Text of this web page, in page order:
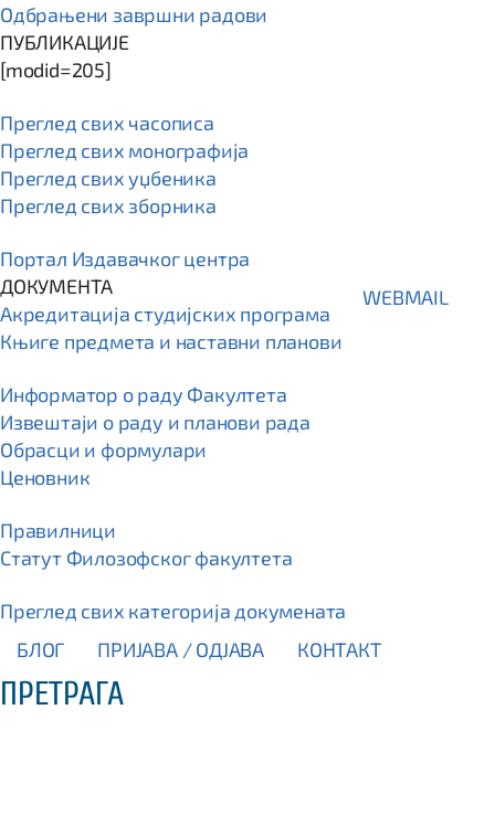
Одбрањени завршни радови
ПУБЛИКАЦИЈЕ
[modid=205]
Преглед свих часописа
Преглед свих монографија
Преглед свих уџбеника
Преглед свих зборника
Портал Издавачког центра
ДОКУМЕНТА
Акредитација студијских програма
Књиге предмета и наставни планови
Информатор о раду Факултета
Извештаји о раду и планови рада
Обрасци и формулари
Ценовник
Правилници
Статут Филозофског факултета
Преглед свих категорија докумената
WEBMAIL
БЛОГ ПРИЈАВА / OДЈАВА КОНТАКТ
ПРЕТРАГА